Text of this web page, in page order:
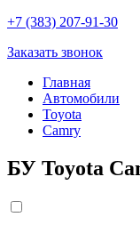
+7 (383) 207-91-30
Заказать звонок
Главная
Автомобили
Toyota
Camry
БУ Toyota